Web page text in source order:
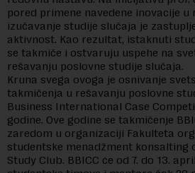
pored primene navedene inovacije u
izučavanje studije slučaja je
aktivnost. Kao rezultat, istaknuti
se takmiče i ostvaruju uspehe na
rešavanju poslovne studije slučaja.
Kruna svega ovoga je osnivanje
takmičenja u rešavanju poslovne
Business International Case
godine. Ove godine se takmičenje
zaredom u organizaciji Fakulteta
studentske menadžment konsalting
Study Club. BBICC će od 7. do 13.